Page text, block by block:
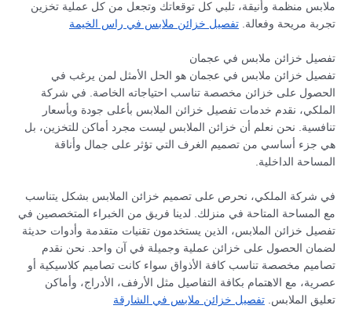
ملابس منظمة وأنيقة، تلبي كل توقعاتك وتجعل من كل عملية تخزين
تجربة مريحة وفعالة.تفصيل خزائن ملابس في راس الخيمة
تفصيل خزائن ملابس في عجمان
تفصيل خزائن ملابس في عجمان هو الحل الأمثل لمن يرغب في
الحصول على خزائن مخصصة تناسب احتياجاته الخاصة. في شركة
الملكي، نقدم خدمات تفصيل خزائن الملابس بأعلى جودة وبأسعار
تنافسية. نحن نعلم أن خزائن الملابس ليست مجرد أماكن للتخزين، بل
هي جزء أساسي من تصميم الغرف التي تؤثر على جمال وأناقة
المساحة الداخلية.
في شركة الملكي، نحرص على تصميم خزائن الملابس بشكل يتناسب
مع المساحة المتاحة في منزلك. لدينا فريق من الخبراء المتخصصين في
تفصيل خزائن الملابس، الذين يستخدمون تقنيات متقدمة وأدوات حديثة
لضمان الحصول على خزائن عملية وجميلة في آن واحد. نحن نقدم
تصاميم مخصصة تناسب كافة الأذواق سواء كانت تصاميم كلاسيكية أو
عصرية، مع الاهتمام بكافة التفاصيل مثل الأرفف، الأدراج، وأماكن
تعليق الملابس.تفصيل خزائن ملابس في الشارقة